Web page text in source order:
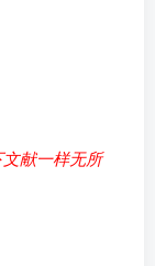
献一样无所